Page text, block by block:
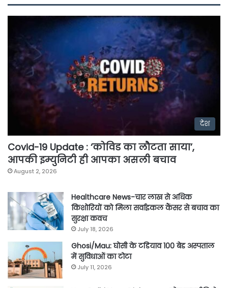
देश
Covid-19 Update : ‘कोविड का लौटता साया’,
आपकी इम्युनिटी ही आपका असली बचाव
August 2, 2026
Healthcare News-चार लाख से अधिक
किशोरियों को मिला सर्वाइकल कैंसर से बचाव का
सुरक्षा कवच
July 18, 2026
Ghosi/Mau: घोसी के टडियाव 100 बेड अस्पताल
में सुविधाओं का टोटा
July 11, 2026